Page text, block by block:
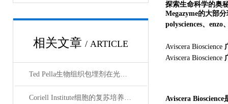
相关文章 / ARTICLE
Ted Pella生物组织包埋剂在光镜与电镜联用技术中的应用
Coriell Institute细胞的复苏培养与质量控制规范
探索生命科学的奥
Megazyme的大部
polysciences、
Aviscera Bioscience
Aviscera Bioscience
Aviscera